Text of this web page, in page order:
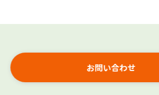
お問い合わせ